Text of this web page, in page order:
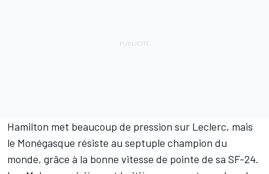
Hamilton met beaucoup de pression sur Leclerc, mais
le Monégasque résiste au septuple champion du
monde, grâce à la bonne vitesse de pointe de sa SF-24.